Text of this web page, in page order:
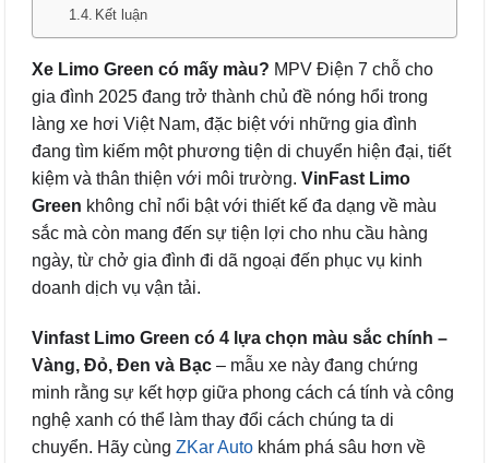
Kết luận
Xe Limo Green có mấy màu? MPV Điện 7 chỗ cho
gia đình 2025 đang trở thành chủ đề nóng hổi trong
làng xe hơi Việt Nam, đặc biệt với những gia đình
đang tìm kiếm một phương tiện di chuyển hiện đại, tiết
kiệm và thân thiện với môi trường. VinFast Limo
Green không chỉ nổi bật với thiết kế đa dạng về màu
sắc mà còn mang đến sự tiện lợi cho nhu cầu hàng
ngày, từ chở gia đình đi dã ngoại đến phục vụ kinh
doanh dịch vụ vận tải.
Vinfast Limo Green có 4 lựa chọn màu sắc chính –
Vàng, Đỏ, Đen và Bạc – mẫu xe này đang chứng
minh rằng sự kết hợp giữa phong cách cá tính và công
nghệ xanh có thể làm thay đổi cách chúng ta di
chuyển. Hãy cùng ZKar Auto khám phá sâu hơn về